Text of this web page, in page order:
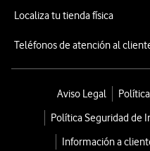
Localiza tu tienda física
Teléfonos de atención al
Aviso Legal
Política Seguridad de
Información a